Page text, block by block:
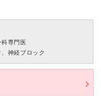
専門医
神経ブロック